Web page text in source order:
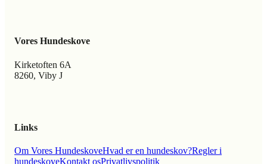
Vores Hundeskove
Kirketoften 6A
8260, Viby J
Links
Om Vores HundeskoveHvad er en hundeskov?Regler i
hundeskoveKontakt osPrivatlivspolitik